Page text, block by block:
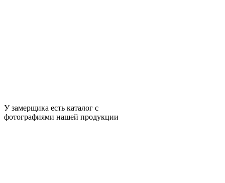
У замерщика есть каталог с
фотографиями нашей продукции